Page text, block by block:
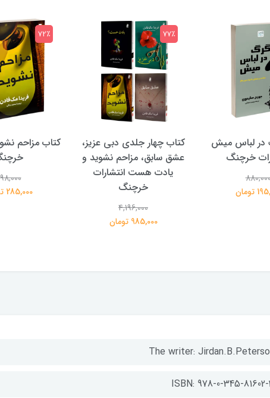
در لباس میش
خرچنگ
تومان
کتاب چهار جلدی دبی عزیز،
عشق سابق، مزاحم نشوید و
یادت هست انتشارات
خرچنگ
4,196,000
985,000 تومان
77٪
کتاب مزاحم
285,000 تومان
72٪
The writer:
ISBN: 978-0-345-